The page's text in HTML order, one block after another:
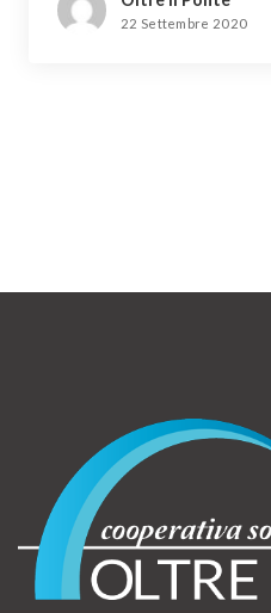
22 Settembre 2020